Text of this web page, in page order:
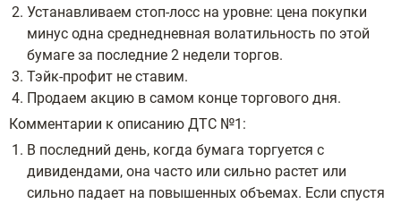
Устанавливаем стоп-лосс на уровне: цена покупки
минус одна среднедневная волатильность по этой
бумаге за последние 2 недели торгов.
Тэйк-профит не ставим.
Продаем акцию в самом конце торгового дня.
Комментарии к описанию ДТС №1:
В последний день, когда бумага торгуется с
дивидендами, она часто или сильно растет или
сильно падает на повышенных объемах. Если спустя